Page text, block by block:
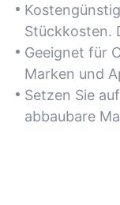
Stückkosten.
Rabatte für
ideal für
ihre
Geeignet für
Marken und
ohne
Setzen Sie
abbaubare